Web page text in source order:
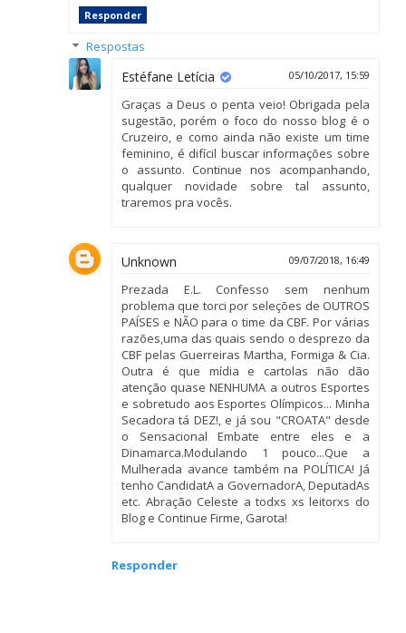
Responder
Respostas
Estéfane Letícia 05/10/2017, 15:59
Graças a Deus o penta veio! Obrigada pela
sugestão, porém o foco do nosso blog é o
Cruzeiro, e como ainda não existe um time
feminino, é difícil buscar informações sobre
o assunto. Continue nos acompanhando,
qualquer novidade sobre tal assunto,
traremos pra vocês.
Unknown 09/07/2018, 16:49
Prezada E.L. Confesso sem nenhum
problema que torci por seleções de OUTROS
PAÍSES e NÃO para o time da CBF. Por várias
razões,uma das quais sendo o desprezo da
CBF pelas Guerreiras Martha, Formiga & Cia.
Outra é que mídia e cartolas não dão
atenção quase NENHUMA a outros Esportes
e sobretudo aos Esportes Olímpicos... Minha
Secadora tá DEZ!, e já sou "CROATA" desde
o Sensacional Embate entre eles e a
Dinamarca.Modulando 1 pouco...Que a
Mulherada avance também na POLÍTICA! Já
tenho CandidatA a GovernadorA, DeputadAs
etc. Abração Celeste a todxs xs leitorxs do
Blog e Continue Firme, Garota!
Responder